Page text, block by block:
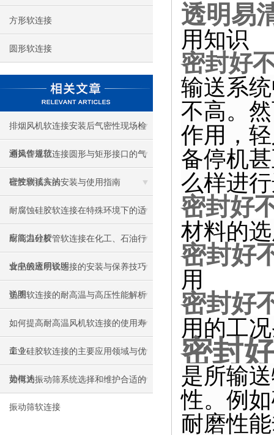
方形软连接
圆形软连接
排烟风机软连接安装后气密性现场检
测操作规范
通风管道软连接圆形与矩形接口的气
密性测试方法
硅胶软接头的安装与使用指南
耐腐蚀硅胶软连接在特殊环境下的适
应能力分析
耐高温硅胶管软连接在化工、石油行
业中的应用说明
食品级透明软连接的安装与保养技巧
说明
垫圈软连接的耐高温与高压性能解析
如何提高耐高温风机软连接的使用寿
命？
工业硅胶软连接的主要应用领域与优
势概述
如何为振动筛系统选择和维护合适的
振动筛软连接
透明易
用知识
密封好
输送系
不高。
作用，
备停机
么样进
密封好
材料的
密封好
用
密封好
用的工
密封
是所输
性。例
耐磨性